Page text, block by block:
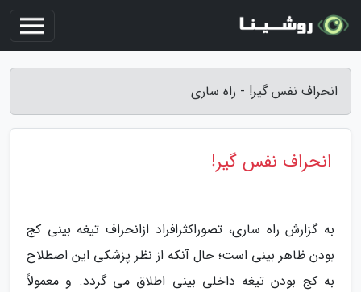
انحراف نفس گیر! - راه ساری
انحراف نفس گیر!
به گزارش راه ساری، تصوراکثرافراد ازانحراف تیغه بینی کج
بودن ظاهر بینی است؛ حال آنکه از نظر پزشکی این اصطلاح
به کج بودن تیغه داخلی بینی اطلاق می گردد. و معمولاً